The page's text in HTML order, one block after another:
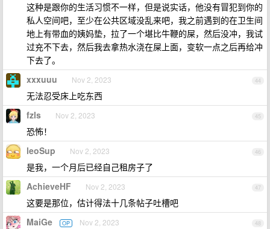
这种是跟你的生活习惯不一样，但是说实话，他没有冒犯到你的
私人空间吧，至少在公共区域没乱来吧，我之前遇到的在卫生间
地上有带血的姨妈垫，拉了一个堪比牛鞭的屎，然后没冲，我试
过充不下去，然后我去拿热水浇在屎上面，变软一点之后再给冲
下去了。
44
xxxuuu Nov 2, 2023
无法忍受床上吃东西
45
fzls Nov 2, 2023
恐怖！
46
leoSup Nov 2, 2023
是我，一个月后已经自己租房子了
47
AchieveHF Nov 2, 2023
这要是那位，估计得法十几条帖子吐槽吧
48
MaiGe OP Nov 2, 2023